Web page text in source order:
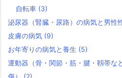
自転車 (3)
泌尿器（腎臓・尿路）の病気と男性
皮膚の病気 (9)
お年寄りの病気と養生 (5)
運動器（骨・関節・筋・腱・靱帯な